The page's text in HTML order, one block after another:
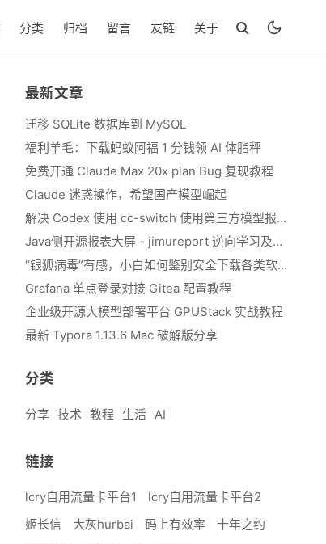
分类 归档 留言 友链 关于
最新文章
迁移 SQLite 数据库到 MySQL
福利羊毛：下载蚂蚁阿福 1 分钱领 AI 体脂秤
免费开通 Claude Max 20x plan Bug 复现教程
Claude 迷惑操作，希望国产模型崛起
解决 Codex 使用 cc-switch 使用第三方模型报错 We&#039;re currently experiencing high demand, which may cause temporary errors.
Java侧开源报表大屏 - jimureport 逆向学习及二开思路
“银狐病毒”有感，小白如何鉴别安全下载各类软件
Grafana 单点登录对接 Gitea 配置教程
企业级开源大模型部署平台 GPUStack 实战教程
最新 Typora 1.13.6 Mac 破解版分享
分类
分享 技术 教程 生活 AI
链接
lcry自用流量卡平台1
lcry自用流量卡平台2
姬长信
大灰hurbai 码上有效率
十年之约